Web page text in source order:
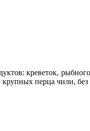
креветок,
перца чили,